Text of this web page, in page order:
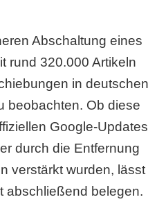
Abschaltung eines
rund 320.000 Artikeln
in deutschen
beobachten. Ob diese
Google-Updates
durch die Entfernung
verstärkt wurden, lässt
abschließend belegen.